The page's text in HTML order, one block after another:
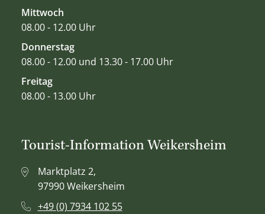
Mittwoch
08.00 - 12.00 Uhr
Donnerstag
08.00 - 12.00 und 13.30 - 17.00 Uhr
Freitag
08.00 - 13.00 Uhr
Tourist-Information Weikersheim
Marktplatz 2,
97990 Weikersheim
+49 (0) 7934 102 55